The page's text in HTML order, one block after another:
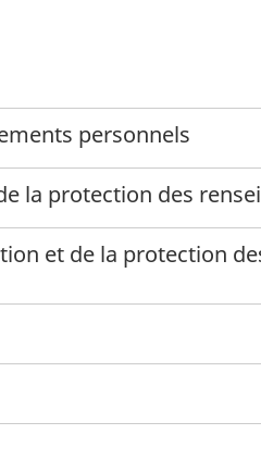
personnels
la protection des
et de la protection